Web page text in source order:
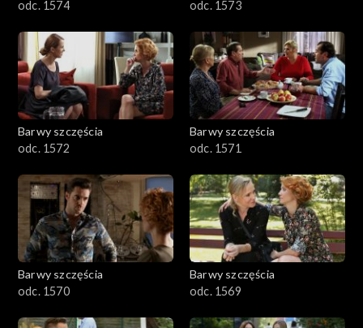
odc. 1574 odc. 1573
Barwy szczęścia
odc. 1572
Barwy szczęścia
odc. 1571
Barwy szczęścia
odc. 1570
Barwy szczęścia
odc. 1569